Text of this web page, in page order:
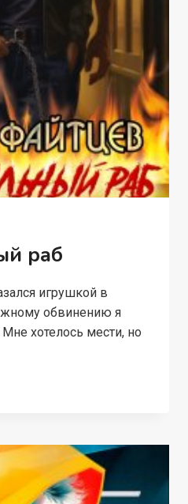
раб
игрушкой в
обвинению я
хотелось мести, но